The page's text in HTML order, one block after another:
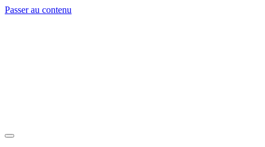
Passer au contenu